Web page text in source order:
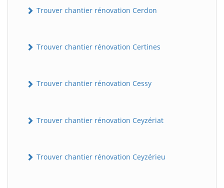
Trouver chantier rénovation Cerdon
Trouver chantier rénovation Certines
Trouver chantier rénovation Cessy
Trouver chantier rénovation Ceyzériat
Trouver chantier rénovation Ceyzérieu